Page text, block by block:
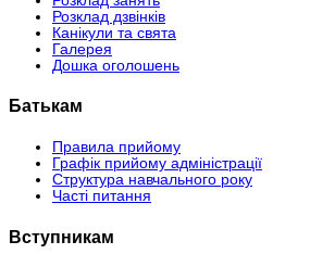
Розклад дзвінків
Канікули та свята
Галерея
Дошка оголошень
Батькам
Правила прийому
Графік прийому адміністрації
Структура навчального року
Часті питання
Вступникам